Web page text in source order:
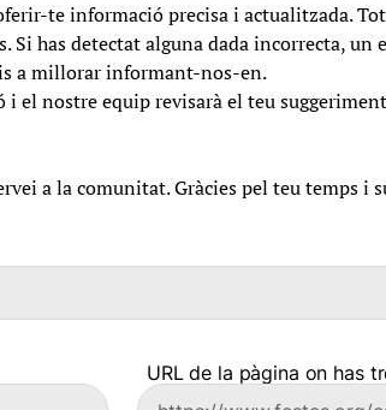
te informació precisa i actualitzada.
Si has detectat alguna dada incorrecta, un
a millorar informant-nos-en.
el nostre equip revisarà el teu
a la comunitat. Gràcies pel teu temps i
URL de la pàgina on has